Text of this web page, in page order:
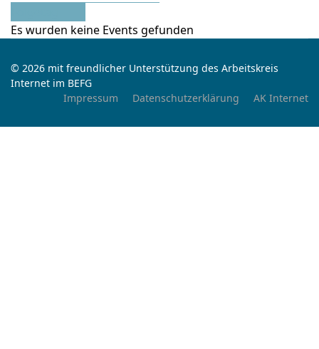
Es wurden keine Events gefunden
© 2026 mit freundlicher Unterstützung des Arbeitskreis
Internet im BEFG
Impressum
Datenschutzerklärung AK Internet